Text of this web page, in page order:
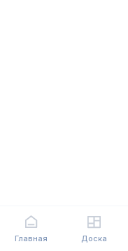
Главная Доска